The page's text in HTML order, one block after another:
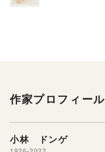
作家プロフィール
小林 ドンゲ